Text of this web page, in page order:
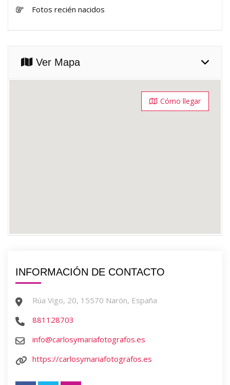
Fotos recién nacidos
Ver Mapa
Cómo llegar
INFORMACIÓN DE CONTACTO
Rúa Vigo, 20, 15570 Narón, España
881128703
info@carlosymariafotografos.es
https://carlosymariafotografos.es